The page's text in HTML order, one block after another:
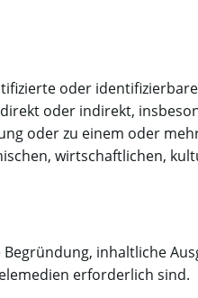
oder
oder indirekt,
oder zu einem oder
wirtschaftlichen,
inhaltliche
erforderlich sind.